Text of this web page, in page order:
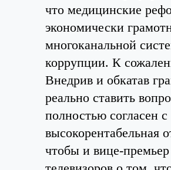
что медицинские
экономически
многоканальной
коррупции. К
Внедрив и обкатав
реально ставить
полностью согласен
высокорентабельная
чтобы и вице-